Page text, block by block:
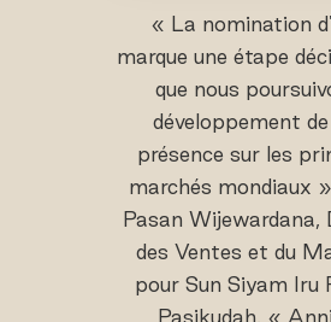
« La nomination
marque une étape
que nous
développement
présence sur les
marchés mondiaux
Pasan Wijewardana,
des Ventes et du
pour Sun Siyam Iru
Pasikudah. «